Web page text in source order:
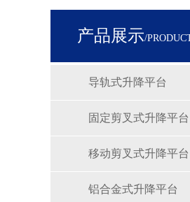
产品展示/
导轨式升降平台
固定剪叉式升降平台
移动剪叉式升降平台
铝合金式升降平台